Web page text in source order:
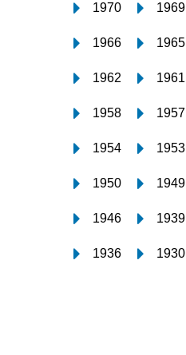
1970 1969
1966 1965
1962 1961
1958 1957
1954 1953
1950 1949
1946 1939
1936 1930